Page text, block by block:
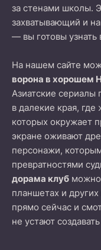
за стенами школы.
захватывающий и
— вы готовы узнать
На нашем сайте
ворона в хорошем
Азиатские сериалы
в далекие края,
которых окружает
экране оживают
персонажи,
превратностями
дорама клуб можно
планшетах и
прямо сейчас и
не устают